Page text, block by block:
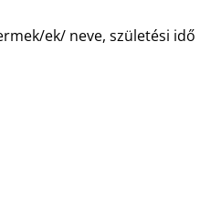
ek/ neve, születési idő